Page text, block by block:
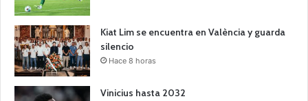
Kiat Lim se encuentra en València y guarda
silencio
Hace 8 horas
Vinicius hasta 2032